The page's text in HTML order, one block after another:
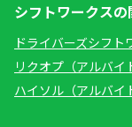
シフトワークスの
ドライバーズシフト
リクオプ（アルバイ
ハイソル（アルバイ